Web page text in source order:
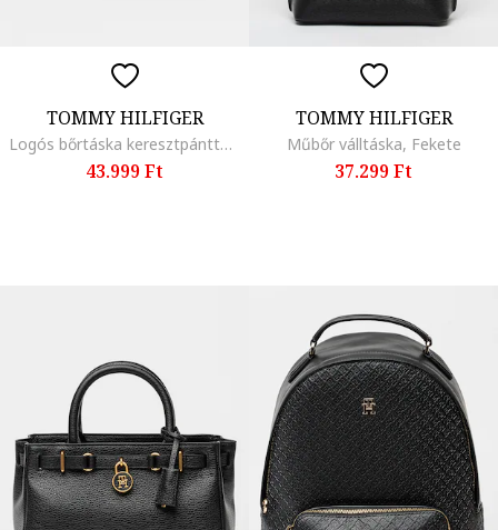
TOMMY HILFIGER
Logós bőrtáska keresztpánttal, Karamellbarna
43.999 Ft
TOMMY HILFIGER
Műbőr válltáska, Fekete
37.299 Ft